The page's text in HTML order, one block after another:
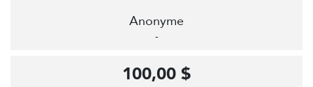
Anonyme
-
100,00 $